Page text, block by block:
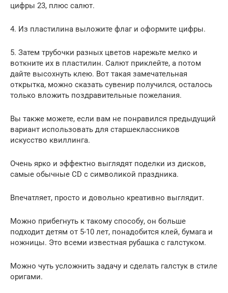
цифры 23, плюс салют.
4. Из пластилина выложите флаг и оформите цифры.
5. Затем трубочки разных цветов нарежьте мелко и
воткните их в пластилин. Салют приклейте, а потом
дайте высохнуть клею. Вот такая замечательная
открытка, можно сказать сувенир получился, осталось
только вложить поздравительные пожелания.
Вы также можете, если вам не понравился предыдущий
вариант использовать для старшеклассников
искусство квиллинга.
Очень ярко и эффектно выглядят поделки из дисков,
самые обычные CD с символикой праздника.
Впечатляет, просто и довольно креативно выглядит.
Можно прибегнуть к такому способу, он больше
подходит детям от 5-10 лет, понадобится клей, бумага и
ножницы. Это всеми известная рубашка с галстуком.
Можно чуть усложнить задачу и сделать галстук в стиле
оригами.